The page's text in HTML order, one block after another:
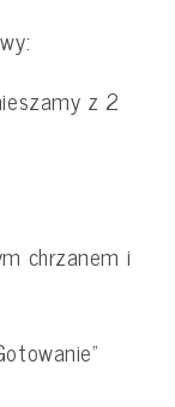
z 2
chrzanem i